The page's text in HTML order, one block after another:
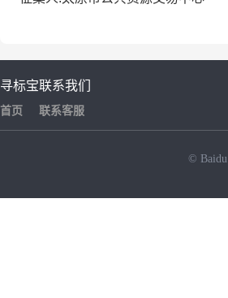
寻标宝
首页
联系我们
联系客服
© Baidu